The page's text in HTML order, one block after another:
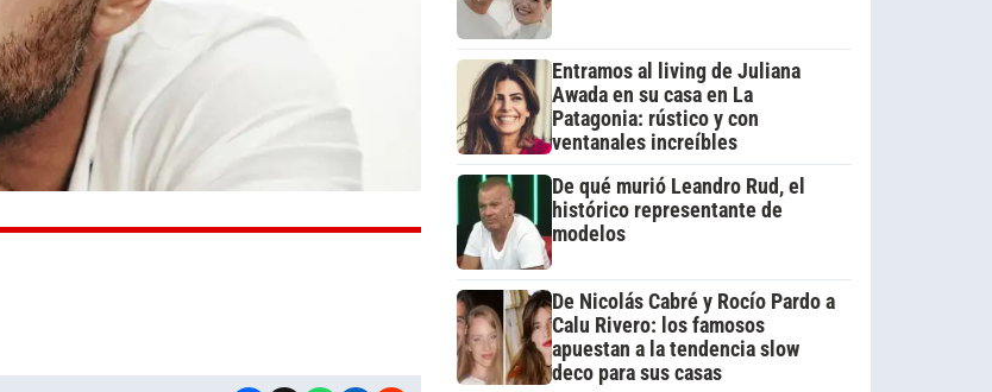
Entramos al living de Juliana
Awada en su casa en La
Patagonia: rústico y con
ventanales increíbles
De qué murió Leandro Rud, el
histórico representante de
modelos
De Nicolás Cabré y Rocío Pardo a
Calu Rivero: los famosos
apuestan a la tendencia slow
deco para sus casas